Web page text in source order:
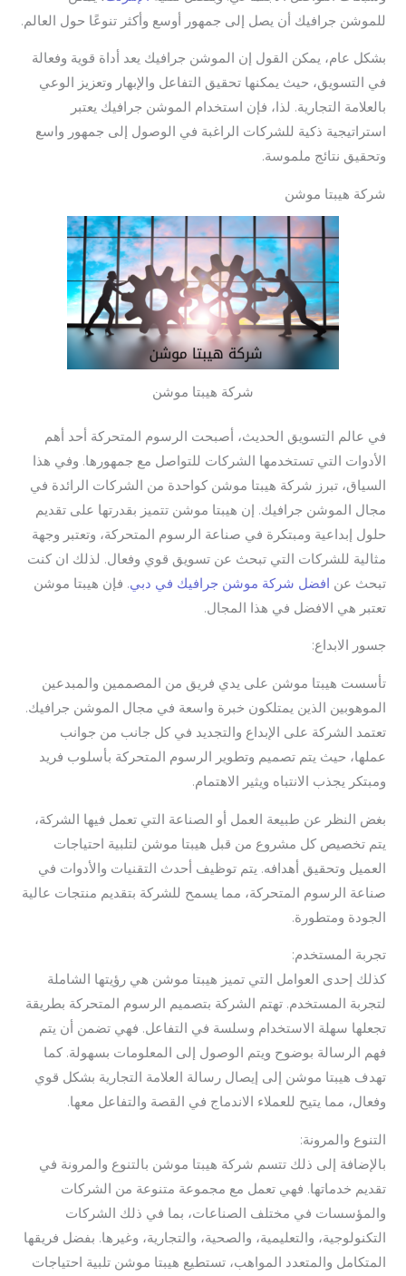
للموشن جرافيك أن يصل إلى جمهور أوسع وأكثر تنوعًا حول العالم.
بشكل عام، يمكن القول إن الموشن جرافيك يعد أداة قوية وفعالة
في التسويق، حيث يمكنها تحقيق التفاعل والإبهار وتعزيز الوعي
بالعلامة التجارية. لذا، فإن استخدام الموشن جرافيك يعتبر
استراتيجية ذكية للشركات الراغبة في الوصول إلى جمهور واسع
وتحقيق نتائج ملموسة.
شركة هيبتا موشن‌
شركة هيبتا موشن‌
في عالم التسويق الحديث، أصبحت الرسوم المتحركة أحد أهم
الأدوات التي تستخدمها الشركات للتواصل مع جمهورها. وفي هذا
السياق، تبرز شركة هيبتا موشن كواحدة من الشركات الرائدة في
مجال الموشن جرافيك. إن هيبتا موشن تتميز بقدرتها على تقديم
حلول إبداعية ومبتكرة في صناعة الرسوم المتحركة، وتعتبر وجهة
مثالية للشركات التي تبحث عن تسويق قوي وفعال. لذلك ان كنت
تبحث عن افضل شركة موشن جرافيك في دبي. فإن هيبتا موشن
تعتبر هي الافضل في هذا المجال.
جسور الابداع:
تأسست هيبتا موشن على يدي فريق من المصممين والمبدعين
الموهوبين الذين يمتلكون خبرة واسعة في مجال الموشن جرافيك.
تعتمد الشركة على الإبداع والتجديد في كل جانب من جوانب
عملها، حيث يتم تصميم وتطوير الرسوم المتحركة بأسلوب فريد
ومبتكر يجذب الانتباه ويثير الاهتمام.
بغض النظر عن طبيعة العمل أو الصناعة التي تعمل فيها الشركة،
يتم تخصيص كل مشروع من قبل هيبتا موشن لتلبية احتياجات
العميل وتحقيق أهدافه. يتم توظيف أحدث التقنيات والأدوات في
صناعة الرسوم المتحركة، مما يسمح للشركة بتقديم منتجات عالية
الجودة ومتطورة.
تجربة المستخدم:
كذلك إحدى العوامل التي تميز هيبتا موشن هي رؤيتها الشاملة
لتجربة المستخدم. تهتم الشركة بتصميم الرسوم المتحركة بطريقة
تجعلها سهلة الاستخدام وسلسة في التفاعل. فهي تضمن أن يتم
فهم الرسالة بوضوح ويتم الوصول إلى المعلومات بسهولة. كما
تهدف هيبتا موشن إلى إيصال رسالة العلامة التجارية بشكل قوي
وفعال، مما يتيح للعملاء الاندماج في القصة والتفاعل معها.
التنوع والمرونة:
بالإضافة إلى ذلك تتسم شركة هيبتا موشن بالتنوع والمرونة في
تقديم خدماتها. فهي تعمل مع مجموعة متنوعة من الشركات
والمؤسسات في مختلف الصناعات، بما في ذلك الشركات
التكنولوجية، والتعليمية، والصحية، والتجارية، وغيرها. بفضل فريقها
المتكامل والمتعدد المواهب، تستطيع هيبتا موشن تلبية احتياجات